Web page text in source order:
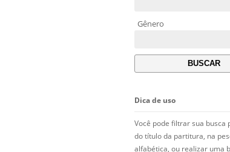
Gênero
Dica de uso
Você pode filtrar sua busca
do título da partitura, na
alfabética, ou realizar uma